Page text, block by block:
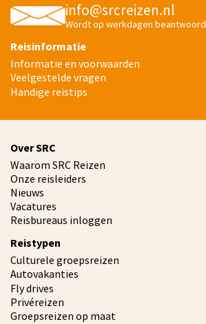
info@srcreizen.nl
Wordt op werkdagen beantwoord
Reisinformatie
Informatie en voorwaarden
Veelgestelde vragen
Handige reistips
Over SRC
Waarom SRC Reizen
Onze reisleiders
Nieuws
Vacatures
Reisbureaus inloggen
Reistypen
Culturele groepsreizen
Autovakanties
Fly drives
Privéreizen
Groepsreizen op maat